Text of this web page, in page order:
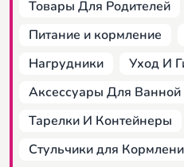
Товары Для Родителей
Питание и кормление
Нагрудники
Уход И
Аксессуары Для Ванной
Тарелки И Контейнеры
Стульчики для